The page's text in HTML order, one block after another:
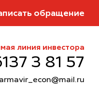
обращение
линия инвестора
3 81 57
armavir_econ@mail.ru